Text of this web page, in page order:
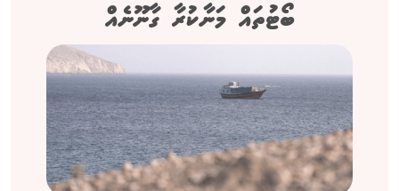
ބޯޓުތައް މަނާކުރާ ގާނޫނެއް